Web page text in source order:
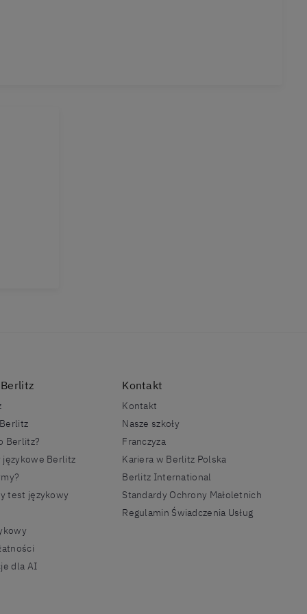
Berlitz?
językowe Berlitz
test językowy
dla AI
Kontakt
Kontakt
Nasze szkoły
Franczyza
Kariera w Berlitz Polska
Berlitz International
Standardy Ochrony Małoletnich
Regulamin Świadczenia Usług